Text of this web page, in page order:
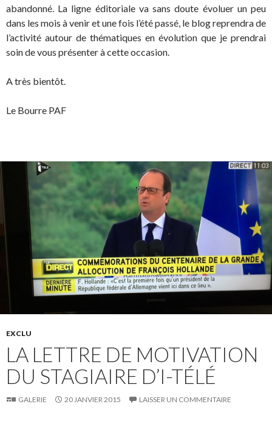
abandonné. La ligne éditoriale va sans doute évoluer un peu
dans les mois à venir et une fois l’été passé, le blog reprendra de
l’activité autour de thématiques en évolution que je prendrai
soin de vous présenter à cette occasion.
A très bientôt.
Le Bourre PAF
EXCLU
LA LETTRE DE MOTIVATION
DU STAGIAIRE D’I-TÉLÉ
GALERIE 20 JANVIER 2015 LAISSER UN COMMENTAIRE